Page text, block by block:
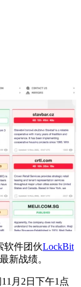
软件团伙LockBit
新战绩。
月2日下午1点